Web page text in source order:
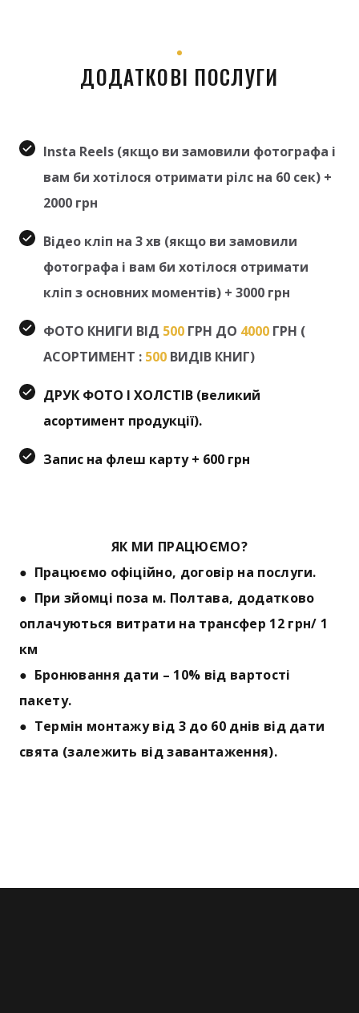
ДОДАТКОВІ ПОСЛУГИ
Insta Reels (якщо ви замовили фотографа і
вам би хотілося отримати рілс на 60 сек) +
2000 грн
Відео кліп на 3 хв (якщо ви замовили
фотографа і вам би хотілося отримати
кліп з основних моментів) + 3000 грн
ФОТО КНИГИ ВІД 500 ГРН ДО 4000 ГРН (
АСОРТИМЕНТ : 500 ВИДІВ КНИГ)
ДРУК ФОТО І ХОЛСТІВ (великий
асортимент продукції).
Запис на флеш карту + 600 грн
ЯК МИ ПРАЦЮЄМО?
● Працюємо офіційно, договір на послуги.
● При зйомці поза м. Полтава, додатково
оплачуються витрати на трансфер 12 грн/ 1
км
● Бронювання дати – 10% від вартості
пакету.
● Термін монтажу від 3 до 60 днів від дати
свята (залежить від завантаження).